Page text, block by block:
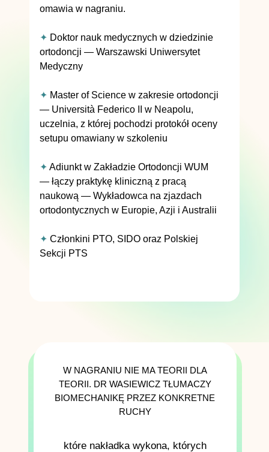
omawia w nagraniu.
✦ Doktor nauk medycznych w dziedzinie
ortodoncji — Warszawski Uniwersytet
Medyczny
✦ Master of Science w zakresie ortodoncji
— Università Federico II w Neapolu,
uczelnia, z której pochodzi protokół oceny
setupu omawiany w szkoleniu
✦ Adiunkt w Zakładzie Ortodoncji WUM
— łączy praktykę kliniczną z pracą
naukową — Wykładowca na zjazdach
ortodontycznych w Europie, Azji i Australii
✦ Członkini PTO, SIDO oraz Polskiej
Sekcji PTS
które nakładka wykona, których
W NAGRANIU NIE MA TEORII DLA
TEORII. DR WASIEWICZ TŁUMACZY
BIOMECHANIKĘ PRZEZ KONKRETNE
RUCHY